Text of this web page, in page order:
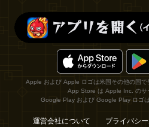
Apple および Apple ロゴは米国その他の国で
App Store は Apple Inc. のサ
Google Play および Google Play ロゴ
運営会社について プライバシ